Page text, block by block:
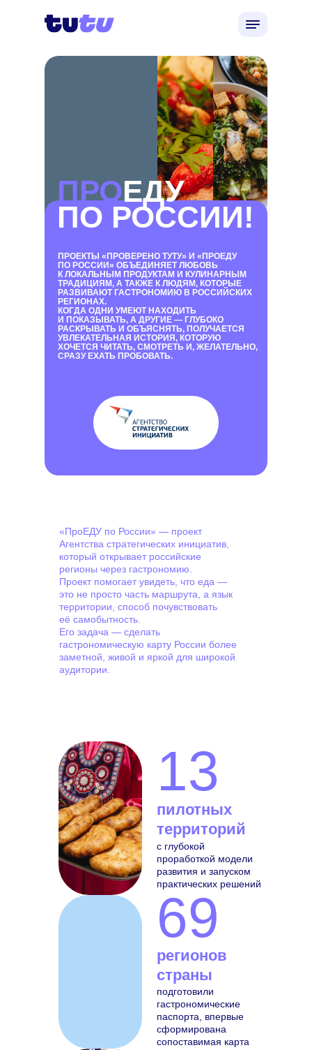
ПРОЕДУ
ПО РОССИИ!
ПРОЕКТЫ «ПРОВЕРЕНО ТУТУ» И «ПРОЕДУ
ПО РОССИИ» ОБЪЕДИНЯЕТ ЛЮБОВЬ
К ЛОКАЛЬНЫМ ПРОДУКТАМ И КУЛИНАРНЫМ
ТРАДИЦИЯМ, А ТАКЖЕ К ЛЮДЯМ, КОТОРЫЕ
РАЗВИВАЮТ ГАСТРОНОМИЮ В РОССИЙСКИХ
РЕГИОНАХ.
КОГДА ОДНИ УМЕЮТ НАХОДИТЬ
И ПОКАЗЫВАТЬ, А ДРУГИЕ — ГЛУБОКО
РАСКРЫВАТЬ И ОБЪЯСНЯТЬ, ПОЛУЧАЕТСЯ
УВЛЕКАТЕЛЬНАЯ ИСТОРИЯ, КОТОРУЮ
ХОЧЕТСЯ ЧИТАТЬ, СМОТРЕТЬ И, ЖЕЛАТЕЛЬНО,
СРАЗУ ЕХАТЬ ПРОБОВАТЬ.
13
пилотных
территорий
с глубокой
проработкой модели
развития и запуском
практических решений
69
регионов
страны
подготовили
гастрономические
паспорта, впервые
сформирована
сопоставимая карта
«ПроЕДУ по России» — проект
Агентства стратегических инициатив,
который открывает российские
регионы через гастрономию.
Проект помогает увидеть, что еда —
это не просто часть маршрута, а язык
территории, способ почувствовать
её самобытность.
Его задача — сделать
гастрономическую карту России более
заметной, живой и яркой для широкой
аудитории.